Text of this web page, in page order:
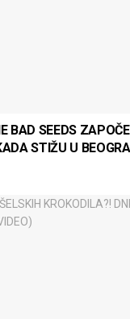
BAD SEEDS
STIŽU U